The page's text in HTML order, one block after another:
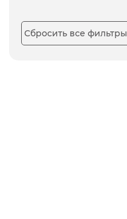
Сбросить все фильтры